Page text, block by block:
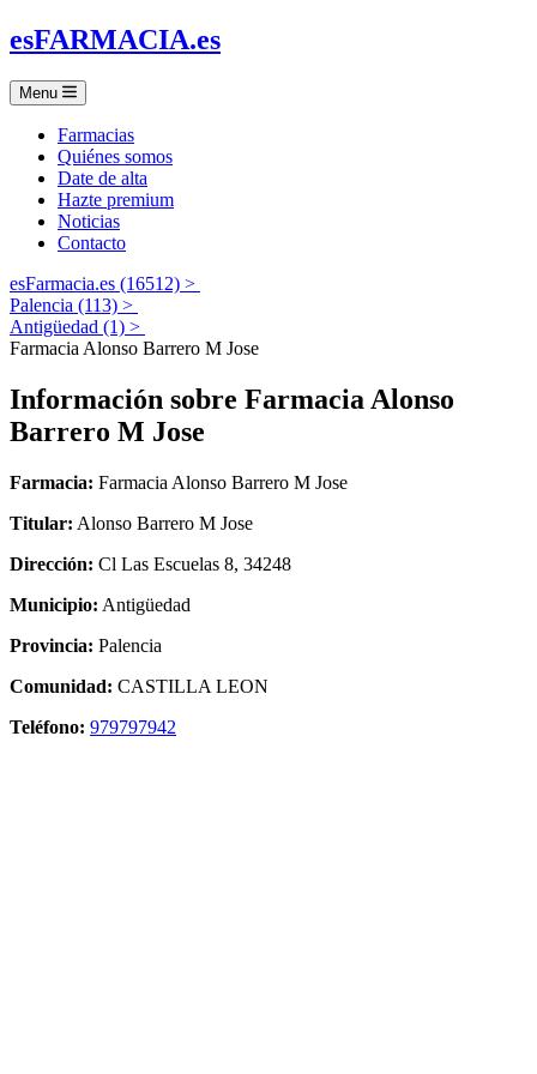
esFARMACIA.es
Menu
Farmacias
Quiénes somos
Date de alta
Hazte premium
Noticias
Contacto
esFarmacia.es (16512) >
Palencia (113) >
Antigüedad (1) >
Farmacia Alonso Barrero M Jose
Información sobre Farmacia Alonso
Barrero M Jose
Farmacia: Farmacia Alonso Barrero M Jose
Titular: Alonso Barrero M Jose
Dirección: Cl Las Escuelas 8, 34248
Municipio: Antigüedad
Provincia: Palencia
Comunidad: CASTILLA LEON
Teléfono: 979797942